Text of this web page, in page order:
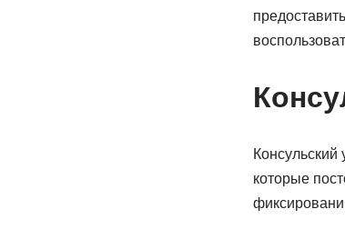
которые